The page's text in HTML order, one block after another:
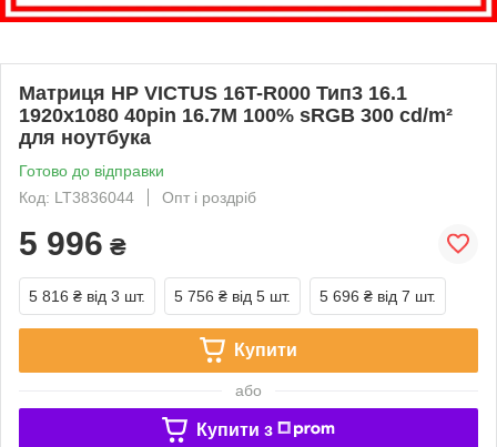
Матриця HP VICTUS 16T-R000 Тип3 16.1
1920x1080 40pin 16.7M 100% sRGB 300 cd/m²
для ноутбука
Готово до відправки
Код: LT3836044
Опт і роздріб
5 996 ₴
5 816 ₴ від 3 шт. 5 756 ₴ від 5 шт. 5 696 ₴ від 7 шт.
Купити
або
Купити з